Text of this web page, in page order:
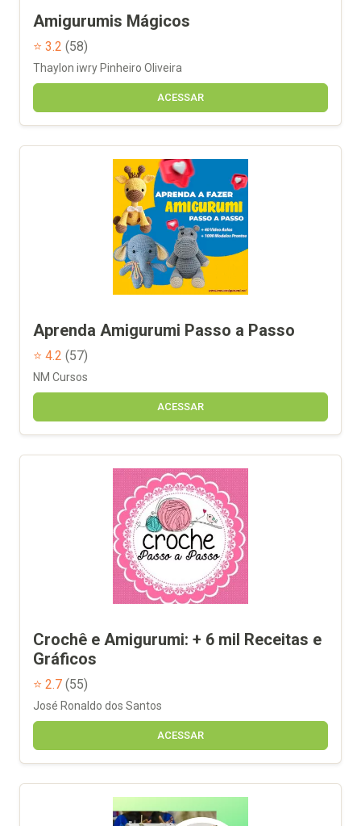
Amigurumis Mágicos
⭐ 3.2 (58)
Thaylon iwry Pinheiro Oliveira
ACESSAR
Aprenda Amigurumi Passo a Passo
⭐ 4.2 (57)
NM Cursos
ACESSAR
Crochê e Amigurumi: + 6 mil Receitas e
Gráficos
⭐ 2.7 (55)
José Ronaldo dos Santos
ACESSAR